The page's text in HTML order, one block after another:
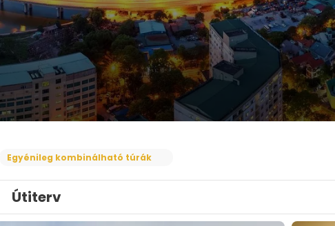
Egyénileg kombinálható túrák
Útiterv